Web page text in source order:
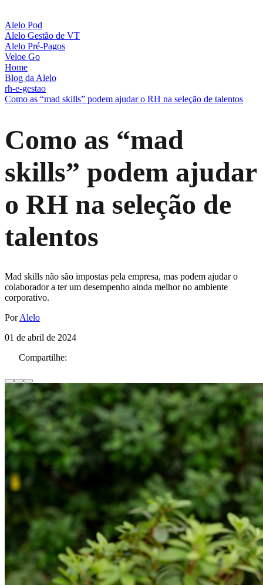
Alelo Pod
Alelo Gestão de VT
Alelo Pré-Pagos
Veloe Go
Home
Blog da Alelo
rh-e-gestao
Como as “mad skills” podem ajudar o RH na seleção de talentos
Como as “mad
skills” podem ajudar
o RH na seleção de
talentos
Mad skills não são impostas pela empresa, mas podem ajudar o
colaborador a ter um desempenho ainda melhor no ambiente
corporativo.
PorAlelo
01 de abril de 2024
Compartilhe: